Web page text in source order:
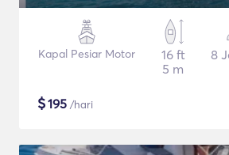
Kapal Pesiar Motor
16 ft
5 m
8
$195 /hari